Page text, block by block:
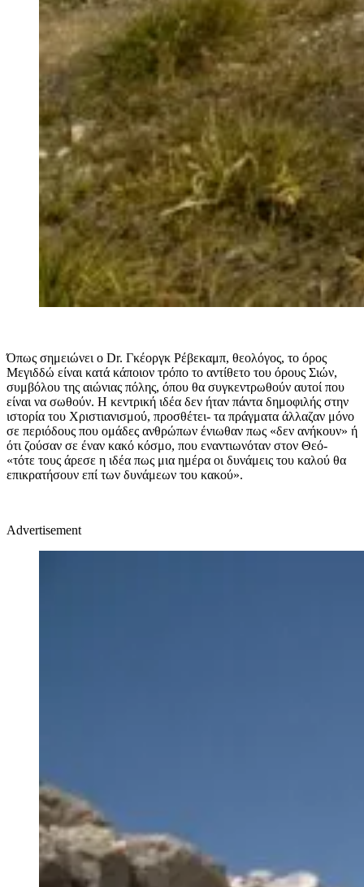
Όπως σημειώνει ο Dr. Γκέοργκ Ρέβεκαμπ, θεολόγος, το όρος
Μεγιδδώ είναι κατά κάποιον τρόπο το αντίθετο του όρους Σιών,
συμβόλου της αιώνιας πόλης, όπου θα συγκεντρωθούν αυτοί που
είναι να σωθούν. Η κεντρική ιδέα δεν ήταν πάντα δημοφιλής στην
ιστορία του Χριστιανισμού, προσθέτει- τα πράγματα άλλαζαν μόνο
σε περιόδους που ομάδες ανθρώπων ένιωθαν πως «δεν ανήκουν» ή
ότι ζούσαν σε έναν κακό κόσμο, που εναντιωνόταν στον Θεό-
«τότε τους άρεσε η ιδέα πως μια ημέρα οι δυνάμεις του καλού θα
επικρατήσουν επί των δυνάμεων του κακού».
Advertisement